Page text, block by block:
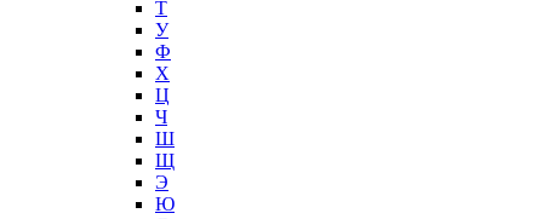
Т
У
Ф
Х
Ц
Ч
Ш
Щ
Э
Ю